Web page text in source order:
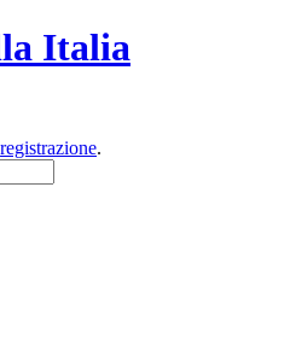
registrazione.